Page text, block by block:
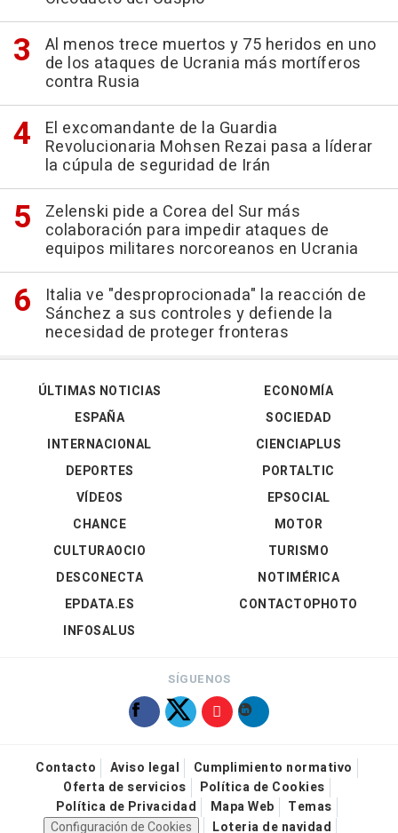
Al menos trece muertos y 75 heridos en uno
de los ataques de Ucrania más mortíferos
contra Rusia
El excomandante de la Guardia
Revolucionaria Mohsen Rezai pasa a líderar
la cúpula de seguridad de Irán
Zelenski pide a Corea del Sur más
colaboración para impedir ataques de
equipos militares norcoreanos en Ucrania
Italia ve "desproprocionada" la reacción de
Sánchez a sus controles y defiende la
necesidad de proteger fronteras
ÚLTIMAS NOTICIAS
ESPAÑA
INTERNACIONAL
DEPORTES
VÍDEOS
ECONOMÍA
SOCIEDAD
CIENCIAPLUS
PORTALTIC
EPSOCIAL
CHANCE
CULTURAOCIO
DESCONECTA
EPDATA.ES
INFOSALUS
MOTOR
TURISMO
NOTIMÉRICA
CONTACTOPHOTO
SÍGUENOS
Contacto Aviso legal
Cumplimiento normativo
Oferta de servicios
Política de Cookies
Política de Privacidad
Mapa Web
Temas
Configuración de Cookies
Loteria de navidad